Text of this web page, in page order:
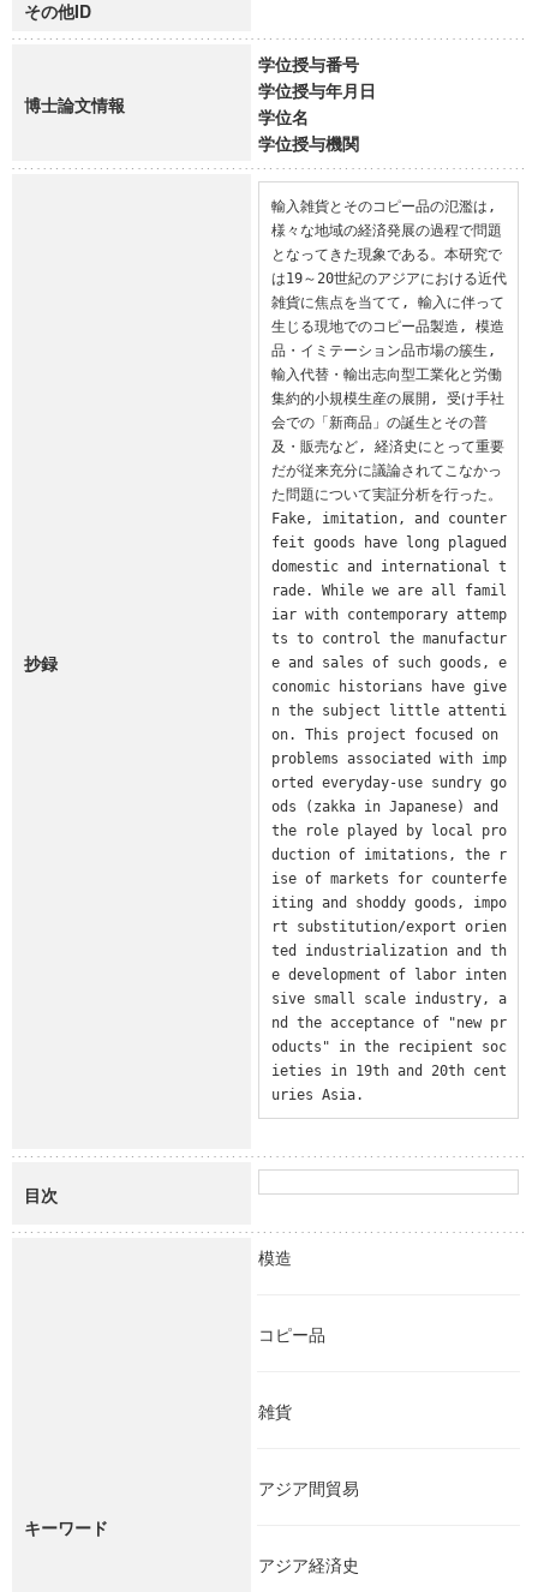
その他ID
博士論文情報
学位授与番号
学位授与年月日
学位名
学位授与機関
抄録
輸入雑貨とそのコピー品の氾濫は,
様々な地域の経済発展の過程で問題
となってきた現象である。本研究で
は19～20世紀のアジアにおける近代
雑貨に焦点を当てて, 輸入に伴って
生じる現地でのコピー品製造, 模造
品・イミテーション品市場の簇生,
輸入代替・輸出志向型工業化と労働
集約的小規模生産の展開, 受け手社
会での「新商品」の誕生とその普
及・販売など, 経済史にとって重要
だが従来充分に議論されてこなかっ
た問題について実証分析を行った。
Fake, imitation, and counter
feit goods have long plagued
domestic and international t
rade. While we are all famil
iar with contemporary attemp
ts to control the manufactur
e and sales of such goods, e
conomic historians have give
n the subject little attenti
on. This project focused on
problems associated with imp
orted everyday-use sundry go
ods (zakka in Japanese) and
the role played by local pro
duction of imitations, the r
ise of markets for counterfe
iting and shoddy goods, impo
rt substitution/export orien
ted industrialization and th
e development of labor inten
sive small scale industry, a
nd the acceptance of "new pr
oducts" in the recipient soc
ieties in 19th and 20th cent
uries Asia.
目次
キーワード
模造
コピー品
雑貨
アジア間貿易
アジア経済史